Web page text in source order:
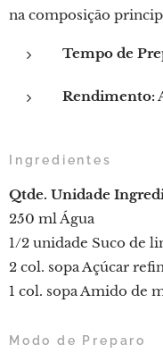
na composição
Tempo de
Rendimento:
Ingredientes
Qtde. Unidade
250 ml Água
1/2 unidade Suco de
2 col. sopa Açúcar
1 col. sopa Amido de
Modo de Preparo